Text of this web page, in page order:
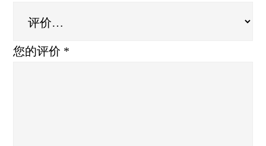
您的评价 *